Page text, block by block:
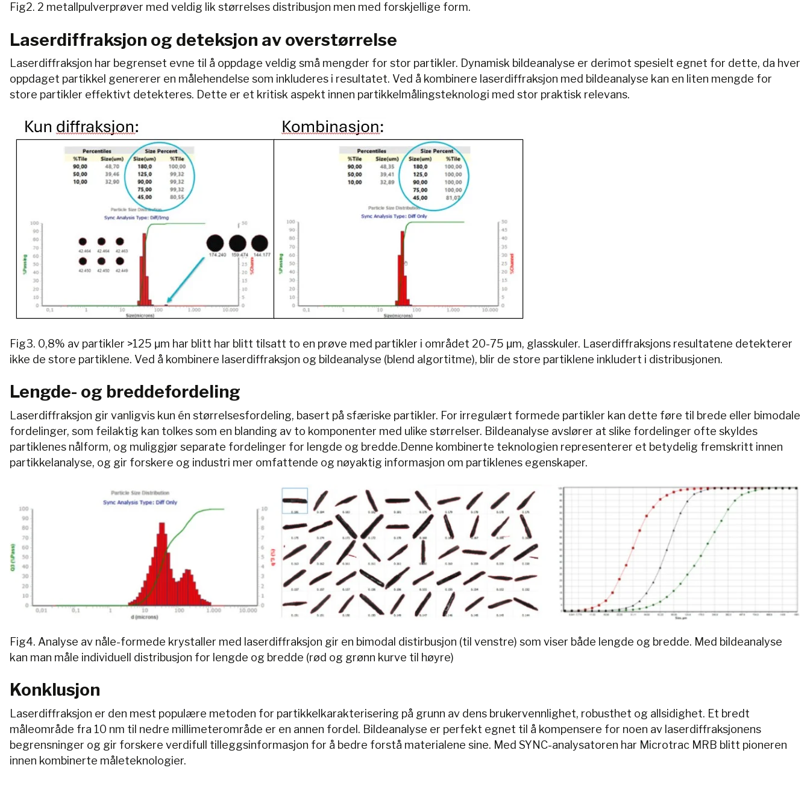
Fig2. 2 metallpulverprøver med veldig lik størrelses distribusjon men med forskjellige form.
Laserdiffraksjon og deteksjon av overstørrelse
Laserdiffraksjon har begrenset evne til å oppdage veldig små mengder for stor partikler. Dynamisk bildeanalyse er derimot spesielt egnet for dette, da hver
oppdaget partikkel genererer en målehendelse som inkluderes i resultatet. Ved å kombinere laserdiffraksjon med bildeanalyse kan en liten mengde for
store partikler effektivt detekteres. Dette er et kritisk aspekt innen partikkelmålingsteknologi med stor praktisk relevans.
Fig3. 0,8% av partikler >125 μm har blitt har blitt tilsatt to en prøve med partikler i området 20-75 μm, glasskuler. Laserdiffraksjons resultatene detekterer
ikke de store partiklene. Ved å kombinere laserdiffraksjon og bildeanalyse (blend algortitme), blir de store partiklene inkludert i distribusjonen.
Lengde- og breddefordeling
Laserdiffraksjon gir vanligvis kun én størrelsesfordeling, basert på sfæriske partikler. For irregulært formede partikler kan dette føre til brede eller bimodale
fordelinger, som feilaktig kan tolkes som en blanding av to komponenter med ulike størrelser. Bildeanalyse avslører at slike fordelinger ofte skyldes
partiklenes nålform, og muliggjør separate fordelinger for lengde og bredde.Denne kombinerte teknologien representerer et betydelig fremskritt innen
partikkelanalyse, og gir forskere og industri mer omfattende og nøyaktig informasjon om partiklenes egenskaper.
Fig4. Analyse av nåle-formede krystaller med laserdiffraksjon gir en bimodal distirbusjon (til venstre) som viser både lengde og bredde. Med bildeanalyse
kan man måle individuell distribusjon for lengde og bredde (rød og grønn kurve til høyre)
Konklusjon
Laserdiffraksjon er den mest populære metoden for partikkelkarakterisering på grunn av dens brukervennlighet, robusthet og allsidighet. Et bredt
måleområde fra 10 nm til nedre millimeterområde er en annen fordel. Bildeanalyse er perfekt egnet til å kompensere for noen av laserdiffraksjonens
begrensninger og gir forskere verdifull tilleggsinformasjon for å bedre forstå materialene sine. Med SYNC-analysatoren har Microtrac MRB blitt pioneren
innen kombinerte måleteknologier.